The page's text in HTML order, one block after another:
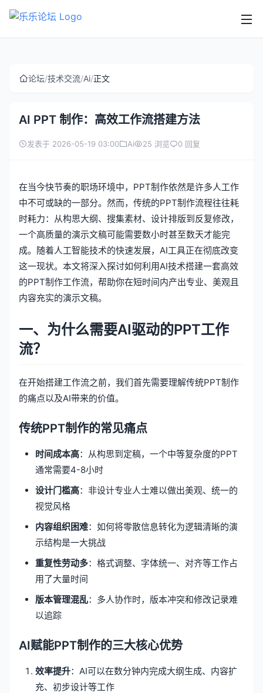
论坛/技术交流/Ai/正文
AI PPT 制作：高效工作流搭建方法
发表于 2026-05-19 03:00 Ai 25 浏览 0 回复
在当今快节奏的职场环境中，PPT制作依然是许多人工作
中不可或缺的一部分。然而，传统的PPT制作流程往往耗
时耗力：从构思大纲、搜集素材、设计排版到反复修改，
一个高质量的演示文稿可能需要数小时甚至数天才能完
成。随着人工智能技术的快速发展，AI工具正在彻底改变
这一现状。本文将深入探讨如何利用AI技术搭建一套高效
的PPT制作工作流，帮助你在短时间内产出专业、美观且
内容充实的演示文稿。
一、为什么需要AI驱动的PPT工作
流？
在开始搭建工作流之前，我们首先需要理解传统PPT制作
的痛点以及AI带来的价值。
传统PPT制作的常见痛点
时间成本高：从构思到定稿，一个中等复杂度的PPT
通常需要4-8小时
设计门槛高：非设计专业人士难以做出美观、统一的
视觉风格
内容组织困难：如何将零散信息转化为逻辑清晰的演
示结构是一大挑战
重复性劳动多：格式调整、字体统一、对齐等工作占
用了大量时间
版本管理混乱：多人协作时，版本冲突和修改记录难
以追踪
AI赋能PPT制作的三大核心优势
效率提升：AI可以在数分钟内完成大纲生成、内容扩
充、初步设计等工作